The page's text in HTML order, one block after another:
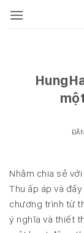
qua
Nhằm chia sẻ
Thu ấp áp và
chương trình từ
ý nghĩa và thiết